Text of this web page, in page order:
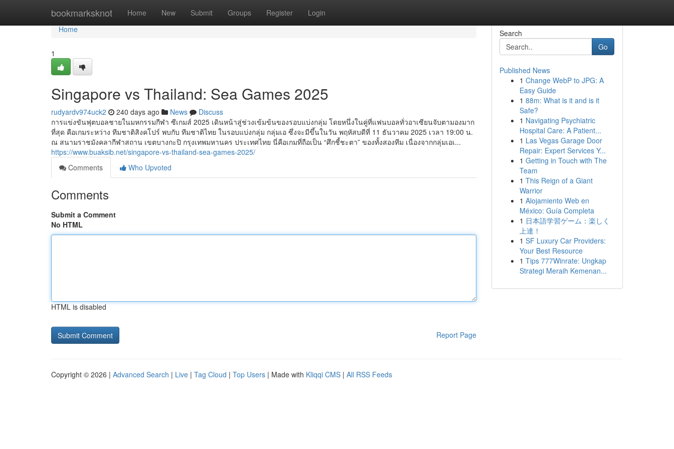
bookmarksknot Home New Submit Groups Register Login
Home
Home
1
Singapore vs Thailand: Sea Games 2025
rudyardv974uck2 240 days ago News
Discuss
การแข่งขันฟุตบอลชายในมหกรรมกีฬา ซีเกมส์ 2025 เดินหน้าสู่ช่วงเข้มข้นของรอบแบ่งกลุ่ม โดยหนึ่งในคู่ที่แฟนบอลทั่วอาเซียนจับตามองมาก
ที่สุด คือเกมระหว่าง ทีมชาติสิงคโปร์ พบกับ ทีมชาติไทย ในรอบแบ่งกลุ่ม กลุ่มเอ ซึ่งจะมีขึ้นในวัน พฤหัสบดีที่ 11 ธันวาคม 2025 เวลา 19:00 น.
ณ สนามราชมังคลากีฬาสถาน เขตบางกะปิ กรุงเทพมหานคร ประเทศไทย นี่คือเกมที่ถือเป็น “ศึกชี้ชะตา” ของทั้งสองทีม เนื่องจากกลุ่มเอเ...
https://www.buaksib.net/singapore-vs-thailand-sea-games-2025/
Comments
Who Upvoted
Comments
Submit a Comment
No HTML
HTML is disabled
Report Page
Search
Go
Published News
1 Change WebP to JPG: A
Easy Guide
1 88m: What is it and is it
Safe?
1 Navigating Psychiatric
Hospital Care: A Patient...
1 Las Vegas Garage Door
Repair: Expert Services Y...
1 Getting in Touch with The
Team
1 This Reign of a Giant
Warrior
1 Alojamiento Web en
México: Guía Completa
1 日本語学習ゲーム：楽しく
上達！
1 SF Luxury Car Providers:
Your Best Resource
1 Tips 777Winrate: Ungkap
Strategi Meraih Kemenan...
Copyright © 2026 | Advanced Search | Live | Tag Cloud | Top Users | Made with Kliqqi CMS | All RSS Feeds